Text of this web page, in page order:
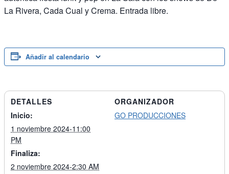
La Rivera, Cada Cual y Crema. Entrada libre.
Añadir al calendario
DETALLES
Inicio:
1 noviembre 2024-11:00
PM
Finaliza:
2 noviembre 2024-2:30 AM
ORGANIZADOR
GO PRODUCCIONES